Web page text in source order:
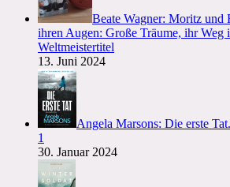
Beate Wagner: Moritz und
ihren Augen: Große Träume, ihr
Weltmeistertitel
13. Juni 2024
Angela Marsons: Die erste
1
30. Januar 2024